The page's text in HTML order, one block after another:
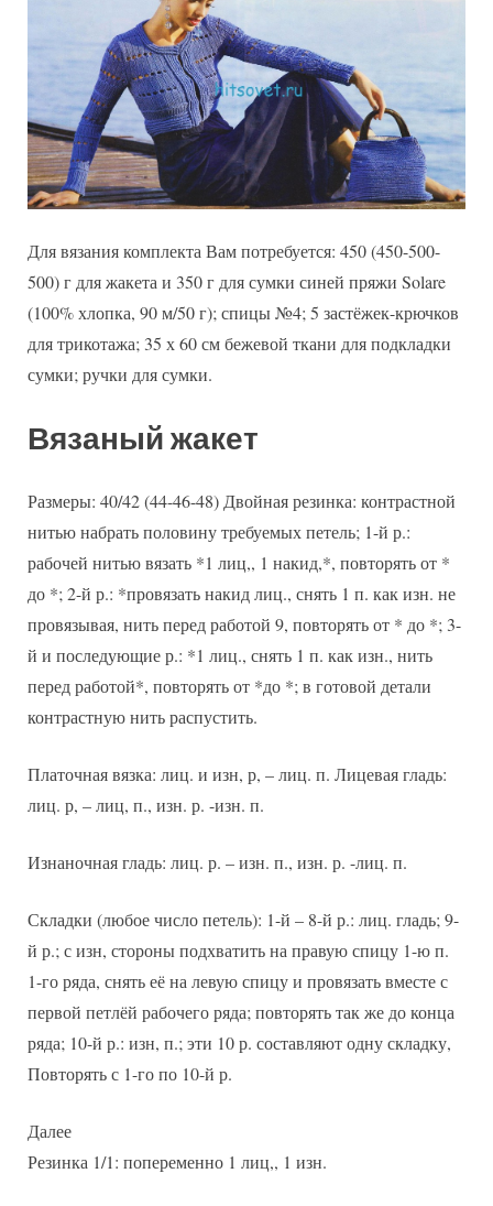
Для вязания комплекта Вам потребуется: 450 (450-500-
500) г для жакета и 350 г для сумки синей пряжи Solare
(100% хлопка, 90 м/50 г); спицы №4; 5 застёжек-крючков
для трикотажа; 35 х 60 см бежевой ткани для подкладки
сумки; ручки для сумки.
Вязаный жакет
Размеры: 40/42 (44-46-48) Двойная резинка: контрастной
нитью набрать половину требуемых петель; 1-й р.:
рабочей нитью вязать *1 лиц,, 1 накид,*, повторять от *
до *; 2-й р.: *провязать накид лиц., снять 1 п. как изн. не
провязывая, нить перед работой 9, повторять от * до *; 3-
й и последующие р.: *1 лиц., снять 1 п. как изн., нить
перед работой*, повторять от *до *; в готовой детали
контрастную нить распустить.
Платочная вязка: лиц. и изн, р, – лиц. п. Лицевая гладь:
лиц. р, – лиц, п., изн. р. -изн. п.
Изнаночная гладь: лиц. р. – изн. п., изн. р. -лиц. п.
Складки (любое число петель): 1-й – 8-й р.: лиц. гладь; 9-
й р.; с изн, стороны подхватить на правую спицу 1-ю п.
1-го ряда, снять её на левую спицу и провязать вместе с
первой петлёй рабочего ряда; повторять так же до конца
ряда; 10-й р.: изн, п.; эти 10 р. составляют одну складку,
Повторять с 1-го по 10-й р.
Далее
Резинка 1/1: попеременно 1 лиц,, 1 изн.